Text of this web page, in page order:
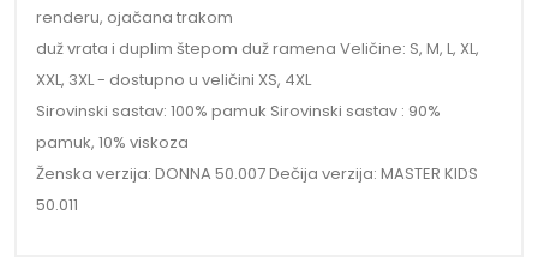
renderu, ojačana trakom
duž vrata i duplim štepom duž ramena Veličine: S, M, L, XL,
XXL, 3XL - dostupno u veličini XS, 4XL
Sirovinski sastav: 100% pamuk Sirovinski sastav : 90%
pamuk, 10% viskoza
Ženska verzija: DONNA 50.007 Dečija verzija: MASTER KIDS
50.011